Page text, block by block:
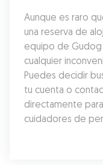
Aunque es raro
una reserva de
equipo de
cualquier
Puedes decidir
tu cuenta o
directamente
cuidadores de